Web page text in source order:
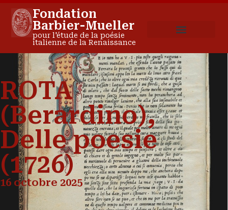
Fondation
Barbier-Mueller
pour l'étude de la poésie
italienne de la Renaissance
ROTA
(Berardino),
Delle poesie
(1726)
16 octobre 2025